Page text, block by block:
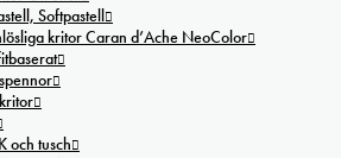
Softpastell
kritor Caran d’Ache NeoColor
och tusch